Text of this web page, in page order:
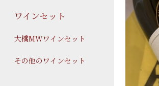
ワインセット
大橋MWワインセット
その他のワインセット